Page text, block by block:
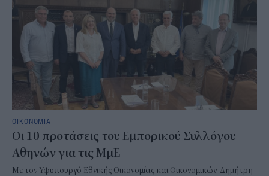
ΟΙΚΟΝΟΜΙΑ
Οι 10 προτάσεις του Εμπορικού Συλλόγου
Αθηνών για τις ΜμΕ
Με τον Υφυπουργό Εθνικής Οικονομίας και Οικονομικών, Δημήτρη